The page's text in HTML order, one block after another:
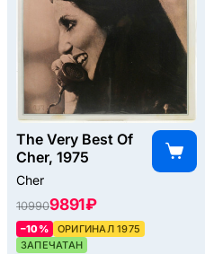
The Very Best Of
Cher, 1975
Cher
109909891 ₽
–10%
ОРИГИНАЛ 1975
ЗАПЕЧАТАН